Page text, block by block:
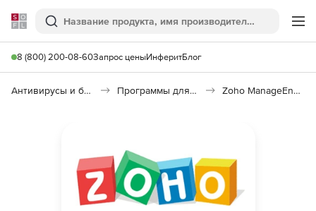
Softline
Поиск
8 (800) 200-08-60Запрос ценыИнферитБлог
Антивирусы и безопасность Программы для защиты информации Zoho ManageEngine AD360 RecoveryManager Plus